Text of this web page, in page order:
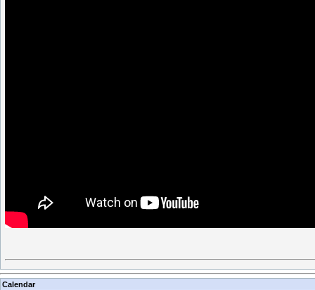
Calendar